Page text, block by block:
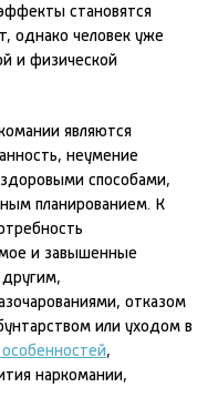
становятся
однако человек уже
и физической
являются
неумение
способами,
планированием. К
и завышенные
отказом
или уходом в
особенностей,
наркомании,